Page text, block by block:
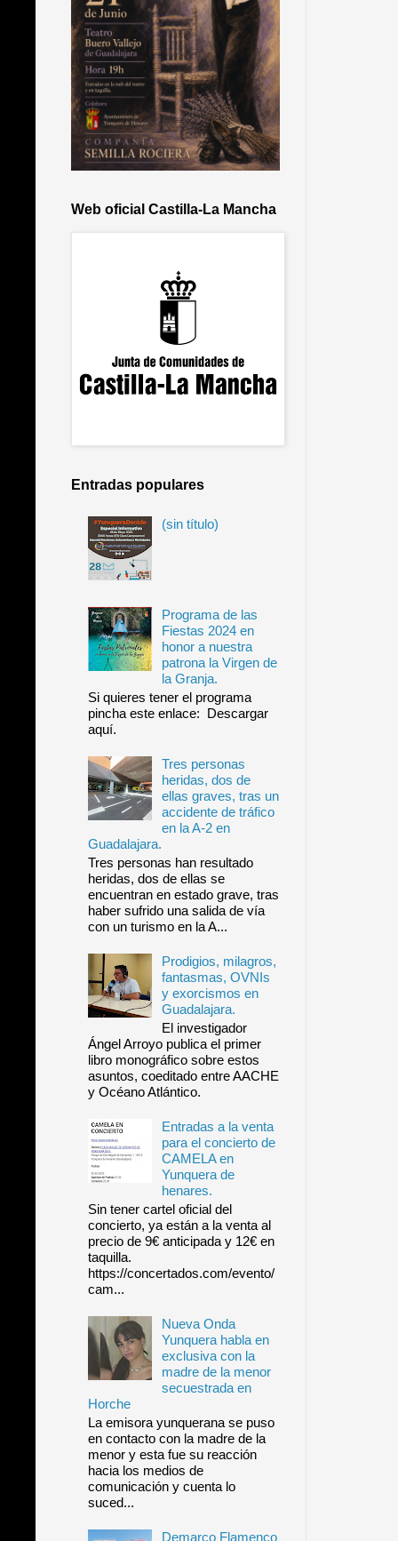
Web oficial Castilla-La Mancha
Entradas populares
(sin título)
Programa de las
Fiestas 2024 en
honor a nuestra
patrona la Virgen de
la Granja.
Si quieres tener el programa
pincha este enlace: Descargar
aquí.
Tres personas
heridas, dos de
ellas graves, tras un
accidente de tráfico
en la A-2 en
Guadalajara.
Tres personas han resultado
heridas, dos de ellas se
encuentran en estado grave, tras
haber sufrido una salida de vía
con un turismo en la A...
Prodigios, milagros,
fantasmas, OVNIs
y exorcismos en
Guadalajara.
El investigador
Ángel Arroyo publica el primer
libro monográfico sobre estos
asuntos, coeditado entre AACHE
y Océano Atlántico.
Entradas a la venta
para el concierto de
CAMELA en
Yunquera de
henares.
Sin tener cartel oficial del
concierto, ya están a la venta al
precio de 9€ anticipada y 12€ en
taquilla.
https://concertados.com/evento/
cam...
Nueva Onda
Yunquera habla en
exclusiva con la
madre de la menor
secuestrada en
Horche
La emisora yunquerana se puso
en contacto con la madre de la
menor y esta fue su reacción
hacia los medios de
comunicación y cuenta lo
suced...
Demarco Flamenco